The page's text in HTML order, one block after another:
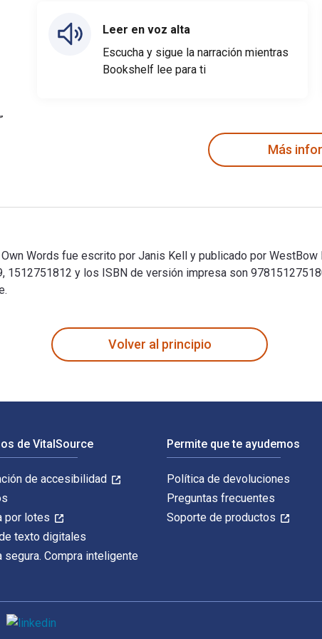
Leer en voz alta
Escucha y sigue la narración mientras
Bookshelf lee para ti
Más
Words fue escrito por Janis Kell y publicado por
y los ISBN de versión impresa son
Volver al principio
de VitalSource
de accesibilidad
por lotes
texto digitales
segura. Compra inteligente
Permite que te ayudemos
Política de devoluciones
Preguntas frecuentes
Soporte de productos